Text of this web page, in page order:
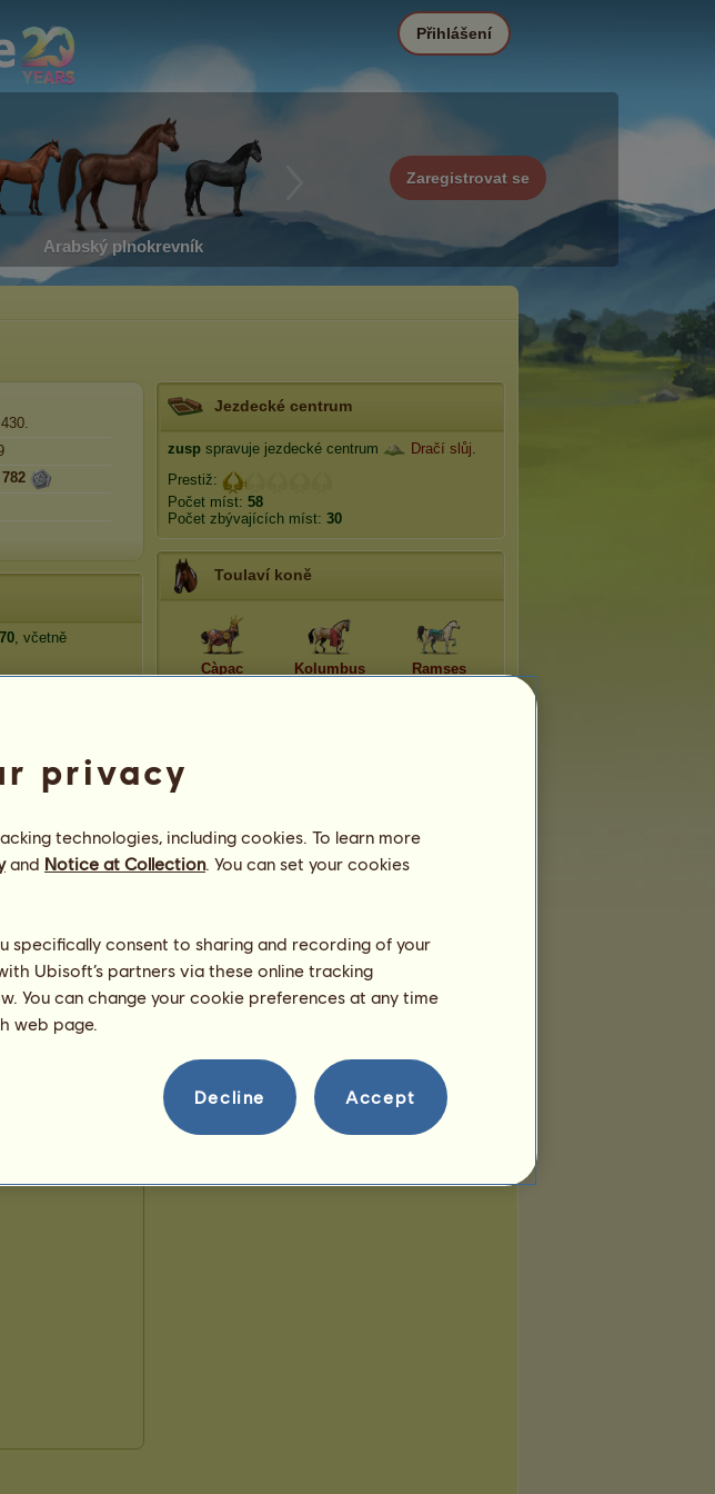
Arabský plnokrevník
Zaregistrovat se
Přihlášení
430.
, včetně
10 dní
10 dní
Jezdecké centrum
zusp spravuje jezdecké centrum Dračí slůj.
Prestiž:
Počet míst: 58
Počet zbývajících míst: 30
Toulaví koně
Càpac Kolumbus Ramses
Pomíjivá plemena
Appaloosa 2026 Velšský kůň 2026
privacy
technologies, including cookies. To learn more
and Notice at Collection. You can set your cookies
specifically consent to sharing and recording of your
Ubisoft’s partners via these online tracking
You can change your cookie preferences at any time
web page.
Decline Accept